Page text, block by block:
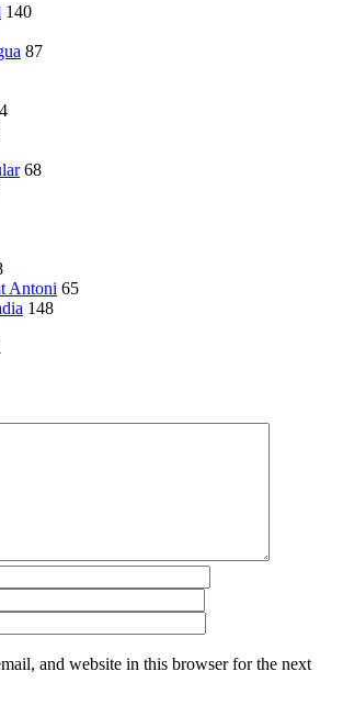
140
87
68
Antoni 65
148
and website in this browser for the next